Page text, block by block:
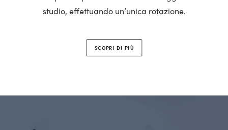
studio, effettuando un’unica rotazione.
SCOPRI DI PIÙ